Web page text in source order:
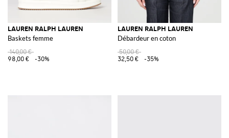
LAUREN RALPH LAUREN
Baskets femme
140,00 €
98,00 €
-30%
LAUREN RALPH LAUREN
Débardeur en coton
50,00 €
32,50 €
-35%